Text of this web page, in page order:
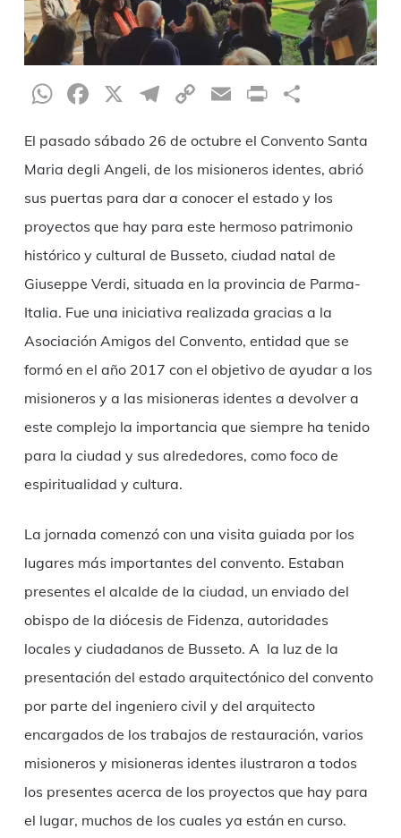
WhatsApp
Facebook
X Telegram
CopyEmailPrint
El pasado sábado 26 de octubre el Convento Santa
Maria degli Angeli, de los misioneros identes, abrió
sus puertas para dar a conocer el estado y los
proyectos que hay para este hermoso patrimonio
histórico y cultural de Busseto, ciudad natal de
Giuseppe Verdi, situada en la provincia de Parma-
Italia. Fue una iniciativa realizada gracias a la
Asociación Amigos del Convento, entidad que se
formó en el año 2017 con el objetivo de ayudar a los
misioneros y a las misioneras identes a devolver a
este complejo la importancia que siempre ha tenido
para la ciudad y sus alrededores, como foco de
espiritualidad y cultura.
La jornada comenzó con una visita guiada por los
lugares más importantes del convento. Estaban
presentes el alcalde de la ciudad, un enviado del
obispo de la diócesis de Fidenza, autoridades
locales y ciudadanos de Busseto. A la luz de la
presentación del estado arquitectónico del convento
por parte del ingeniero civil y del arquitecto
encargados de los trabajos de restauración, varios
misioneros y misioneras identes ilustraron a todos
los presentes acerca de los proyectos que hay para
el lugar, muchos de los cuales ya están en curso.